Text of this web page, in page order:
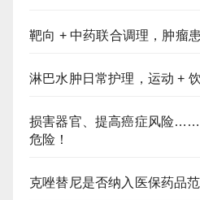
靶向 + 中药联合调理，肿瘤
淋巴水肿日常护理，运动 +
损害器官、提高癌症风险……
危险！
克唑替尼是否纳入医保药品